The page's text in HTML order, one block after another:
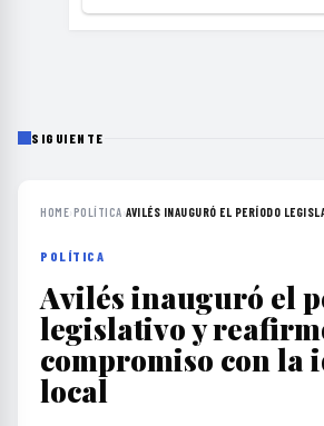
SIGUIENTE
HOME›POLÍTICA›AVILÉS INAUGURÓ EL PERÍODO
POLÍTICA
Avilés inauguró el
legislativo y
compromiso con la
local